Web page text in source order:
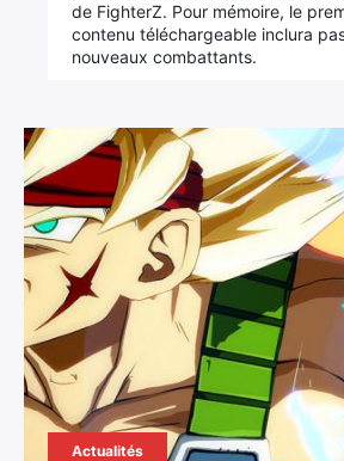
de FighterZ. Pour mémoire, le
contenu téléchargeable inclura
nouveaux combattants.
Actualités